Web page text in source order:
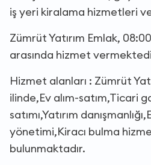
iş yeri kiralama hizmetleri
Zümrüt Yatırım Emlak,
arasında hizmet
Hizmet alanları : Zümrüt
ilinde,Ev alım-satım,Ticari
satımı,Yatırım
yönetimi,Kiracı bulma
bulunmaktadır.